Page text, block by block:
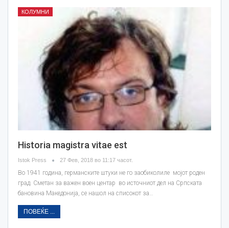
КОЛУМНИ
Historia magistra vitae est
Istok Press 27 Фев, 2018 во 11:17 часот.
Во 1941 година, германските штуки не го заобиколиле мојот роден
град. Сметан за важен воен центар во источниот дел на Српската
бановина Македонија, се нашол на списокот за…
ПОВЕЌЕ ...